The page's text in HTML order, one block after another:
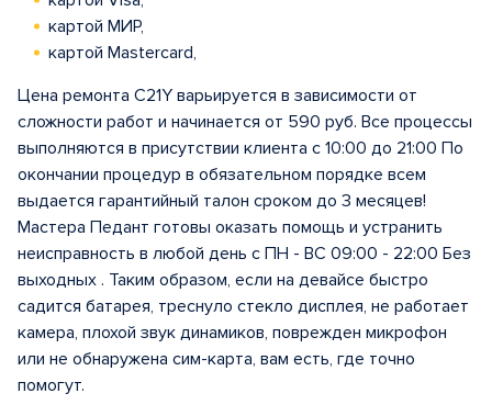
картой МИР,
картой Mastercard,
Цена ремонта C21Y варьируется в зависимости от
сложности работ и начинается от 590 руб. Все процессы
выполняются в присутствии клиента с 10:00 до 21:00 По
окончании процедур в обязательном порядке всем
выдается гарантийный талон сроком до 3 месяцев!
Мастера Педант готовы оказать помощь и устранить
неисправность в любой день с ПН - ВС 09:00 - 22:00 Без
выходных . Таким образом, если на девайсе быстро
садится батарея, треснуло стекло дисплея, не работает
камера, плохой звук динамиков, поврежден микрофон
или не обнаружена сим-карта, вам есть, где точно
помогут.